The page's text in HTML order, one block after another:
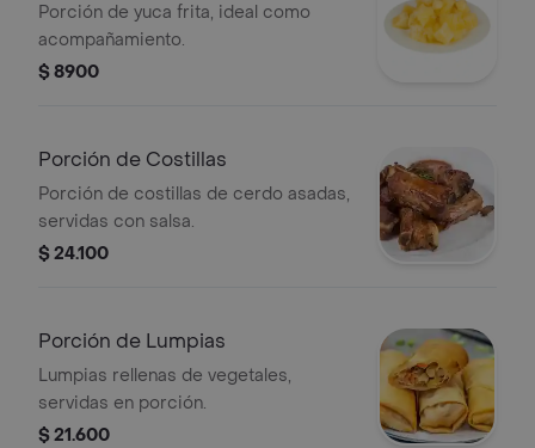
Porción de yuca frita, ideal como
acompañamiento.
$ 8900
Porción de Costillas
Porción de costillas de cerdo asadas,
servidas con salsa.
$ 24.100
Porción de Lumpias
Lumpias rellenas de vegetales,
servidas en porción.
$ 21.600